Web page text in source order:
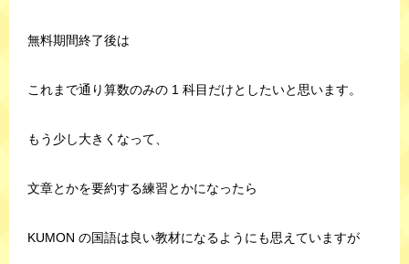
無料期間終了後は
これまで通り算数のみの 1 科目だけとしたいと思います。
もう少し大きくなって、
文章とかを要約する練習とかになったら
KUMON の国語は良い教材になるようにも思えていますが